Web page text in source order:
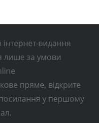
видання
лише за умови
пряме, відкрите
у першому